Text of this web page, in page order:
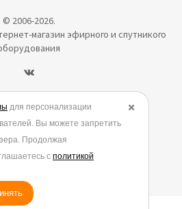
© 2006-2026.
магазин эфирного и спутникого
персональных данных
данных
метрическими программами
✖️
для персонализации
Вы можете запретить
Продолжая
с политикой